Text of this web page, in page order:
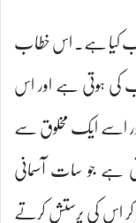
کیا ہے۔ اس خطاب
ہوتی ہے اور اس
اسے ایک مخلوق سے
ہے جو سات آسمانی
کر اس کی پرستش کرتے